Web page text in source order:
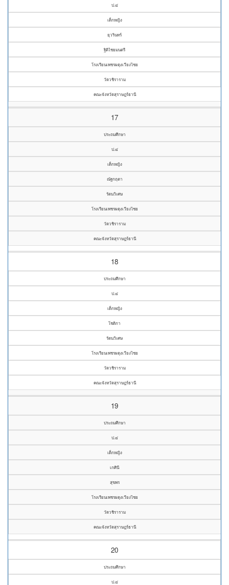
ป.๔
เด็กหญิง
ยุวรินทร์
ฐิติไชยมนตรี
โรงเรียนเพชรผดุงเวียงไชย
วัดวชิราราม
คณะจังหวัดสุราษฎร์ธานี
17
ประถมศึกษา
ป.๔
เด็กหญิง
ณัฐกฤตา
รัตนวิเศษ
โรงเรียนเพชรผดุงเวียงไชย
วัดวชิราราม
คณะจังหวัดสุราษฎร์ธานี
18
ประถมศึกษา
ป.๔
เด็กหญิง
โชติกา
รัตนวิเศษ
โรงเรียนเพชรผดุงเวียงไชย
วัดวชิราราม
คณะจังหวัดสุราษฎร์ธานี
19
ประถมศึกษา
ป.๔
เด็กหญิง
เกศินี
สุขพร
โรงเรียนเพชรผดุงเวียงไชย
วัดวชิราราม
คณะจังหวัดสุราษฎร์ธานี
20
ประถมศึกษา
ป.๔